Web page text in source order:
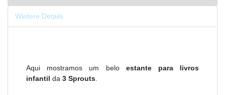
Weitere Details
Aqui mostramos um belo estante para livros
infantil da 3 Sprouts